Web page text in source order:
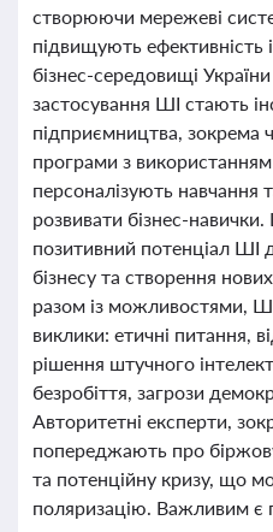
створюючи мережеві
підвищують ефективність
бізнес-середовищі
застосування ШІ стають
підприємництва, зокрема
програми з
персоналізують навчання
розвивати бізнес-
позитивний потенціал ШІ
бізнесу та створення
разом із можливостями,
виклики: етичні питання,
рішення штучного
безробіття, загрози
Авторитетні експерти,
попереджають про
та потенційну кризу, що
поляризацію. Важливим є